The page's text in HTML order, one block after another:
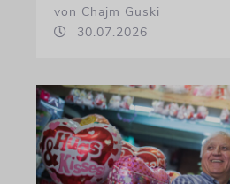
von Chajm Guski
30.07.2026